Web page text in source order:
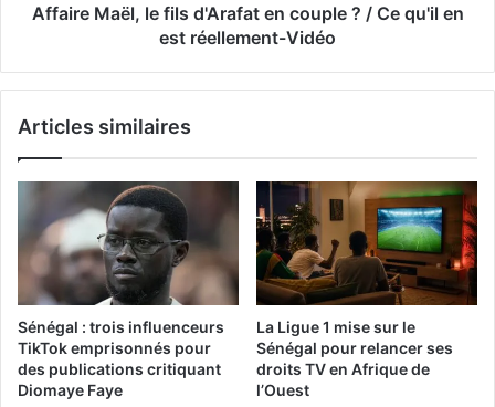
Affaire Maël, le fils d'Arafat en couple ? / Ce qu'il en
est réellement-Vidéo
Articles similaires
Sénégal : trois influenceurs
TikTok emprisonnés pour
des publications critiquant
Diomaye Faye
La Ligue 1 mise sur le
Sénégal pour relancer ses
droits TV en Afrique de
l’Ouest